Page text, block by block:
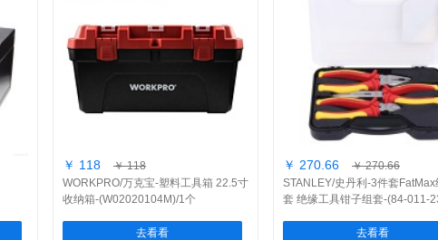
￥ 118
￥ 118
WORKPRO/万克宝-塑料工具箱 22.5寸
收纳箱-(W02020104M)/1个
去看看
￥ 270.66
￥ 270.66
STANLEY/史丹利-3件套FatMax
套 绝缘工具钳子组套-(84-011-
去看看